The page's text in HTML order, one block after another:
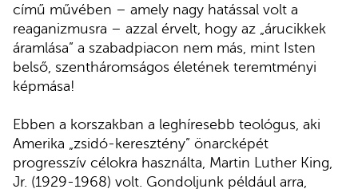
című művében – amely nagy hatással volt a
reaganizmusra – azzal érvelt, hogy az „árucikkek
áramlása” a szabadpiacon nem más, mint Isten
belső, szentháromságos életének teremtményi
képmása!
Ebben a korszakban a leghíresebb teológus, aki
Amerika „zsidó-keresztény” önarcképét
progresszív célokra használta, Martin Luther King,
Jr. (1929-1968) volt. Gondoljunk például arra,